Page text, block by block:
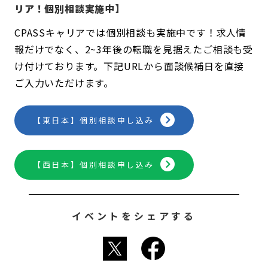
リア！個別相談実施中】
CPASSキャリアでは個別相談も実施中です！求人情
報だけでなく、2~3年後の転職を見据えたご相談も受
け付けております。下記URLから面談候補日を直接
ご入力いただけます。
【東日本】個別相談申し込み
【西日本】個別相談申し込み
イベントをシェアする